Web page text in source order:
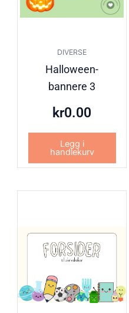
DIVERSE
Halloween-
bannere 3
kr0.00
Legg i
handlekurv